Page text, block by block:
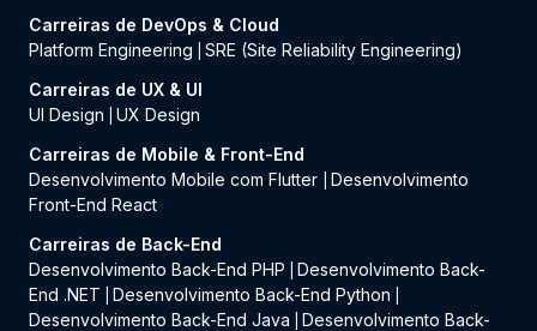
Carreiras de DevOps & Cloud
Platform Engineering
SRE (Site Reliability Engineering)
Carreiras de UX & UI
UI Design
UX Design
Carreiras de Mobile & Front-End
Desenvolvimento Mobile com Flutter
Desenvolvimento
Front-End React
Carreiras de Back-End
Desenvolvimento Back-End PHP
Desenvolvimento Back-
End .NET
Desenvolvimento Back-End Python
Desenvolvimento Back-End Java
Desenvolvimento Back-